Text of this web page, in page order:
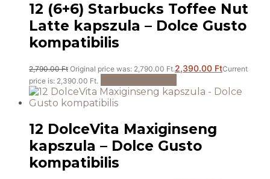
12 (6+6) Starbucks Toffee Nut
Latte kapszula – Dolce Gusto
kompatibilis
2,790.00Ft Original price was: 2,790.00 Ft.2,390.00 FtCurrent
price is: 2,390.00 Ft.
12 DolceVita Maxiginseng
kapszula – Dolce Gusto
kompatibilis